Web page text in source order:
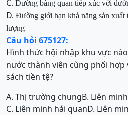
C. Đường bàng quan tiếp xúc với
D. Đường giới hạn khả năng sản
lượng
Câu hỏi 675127:
Hình thức hội nhập khu vực
nước thành viên cùng phối
sách tiền tệ?
A. Thị trường chungB. Liên
C. Liên minh hải quanD. Liên